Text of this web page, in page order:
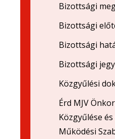
Bizottsági
Bizottsági
Bizottsági
Bizottsági
Közgyűlési
Érd MJV
Közgyűlése
Működési